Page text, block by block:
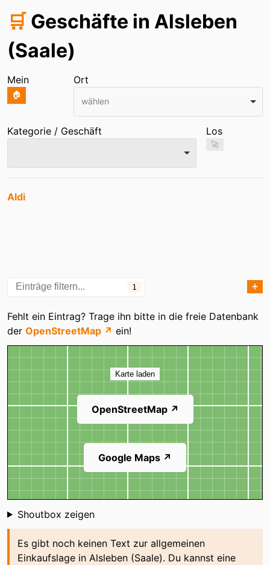
🛒 Geschäfte in Alsleben
(Saale)
Mein
🏠
Ort
wählen
Kategorie / Geschäft Los
🚀
Einträge
Aldi
1 ➕
Kategorien
Fehlt ein Eintrag? Trage ihn bitte in die freie Datenbank
der OpenStreetMap ↗ ein!
Karte
Karte laden
OpenStreetMap ↗
Google Maps ↗
Shoutbox
Shoutbox zeigen
Es gibt noch keinen Text zur allgemeinen
Einkaufslage in Alsleben (Saale). Du kannst eine